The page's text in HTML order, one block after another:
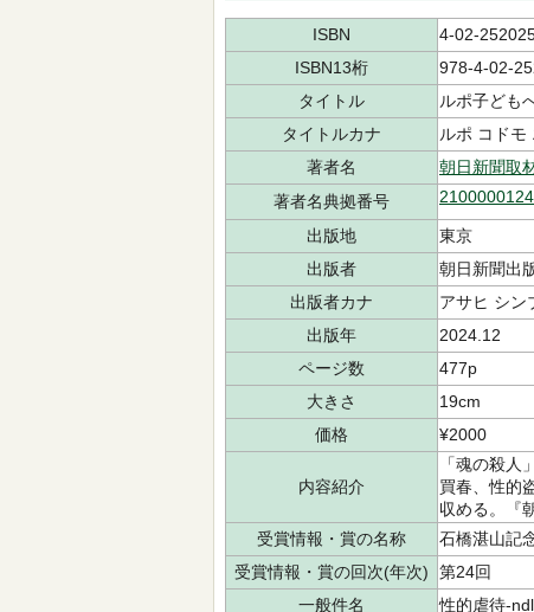
ISBN
4-02-
ISBN13桁
978-4-02-
タイトル
ルポ子ども
タイトルカナ
ルポ コドモ
著者名
朝日新聞取
著者名典拠番号
出版地
東京
出版者
朝日新聞出
出版者カナ
アサヒ シン
出版年
2024.12
ページ数
477p
大きさ
19cm
価格
¥2000
内容紹介
「魂の殺
買春、性的
収める。『
受賞情報・賞の名称
石橋湛山記
受賞情報・賞の回次(年次)
第24回
一般件名
性的虐待-